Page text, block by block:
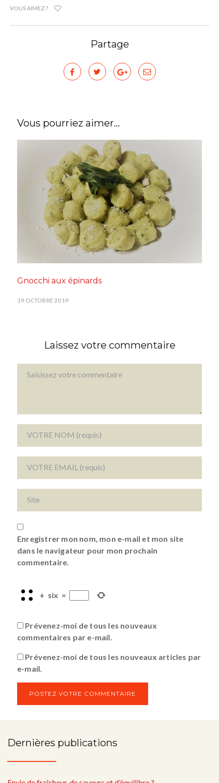
VOUS AIMEZ ?
Partage
Vous pourriez aimer...
Gnocchi aux épinards
19 OCTOBRE 2019
Laissez votre commentaire
Enregistrer mon nom, mon e-mail et mon site
dans le navigateur pour mon prochain
commentaire.
+ six =
Prévenez-moi de tous les nouveaux
commentaires par e-mail.
Prévenez-moi de tous les nouveaux articles par
e-mail.
Dernières publications